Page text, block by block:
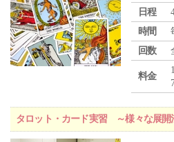
日程
時間
回数
料金
タロット・カード実習 ～様々な展開